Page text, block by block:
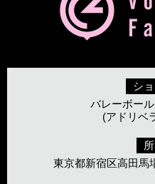
シ
バレーボー
(アドリベ
東京都新宿区高田馬